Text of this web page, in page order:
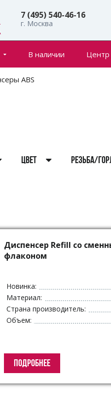
7 (495) 540-46-16
г. Москва
В наличии Центр
ABS
ЦВЕТ РЕЗЬБА/
Диспенсер Refill со
флаконом
Новинка:
Материал:
Страна производитель:
Объем:
ПОДРОБНЕЕ